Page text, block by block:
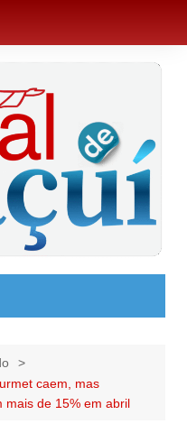
caem, mas
mais de 15% em abril